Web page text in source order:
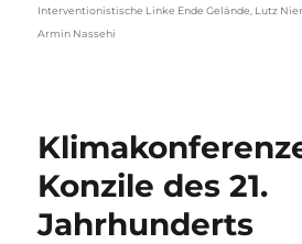
Interventionistische Linke Ende Gelände Lutz
Armin Nassehi
Konzile des 21.
Jahrhunderts